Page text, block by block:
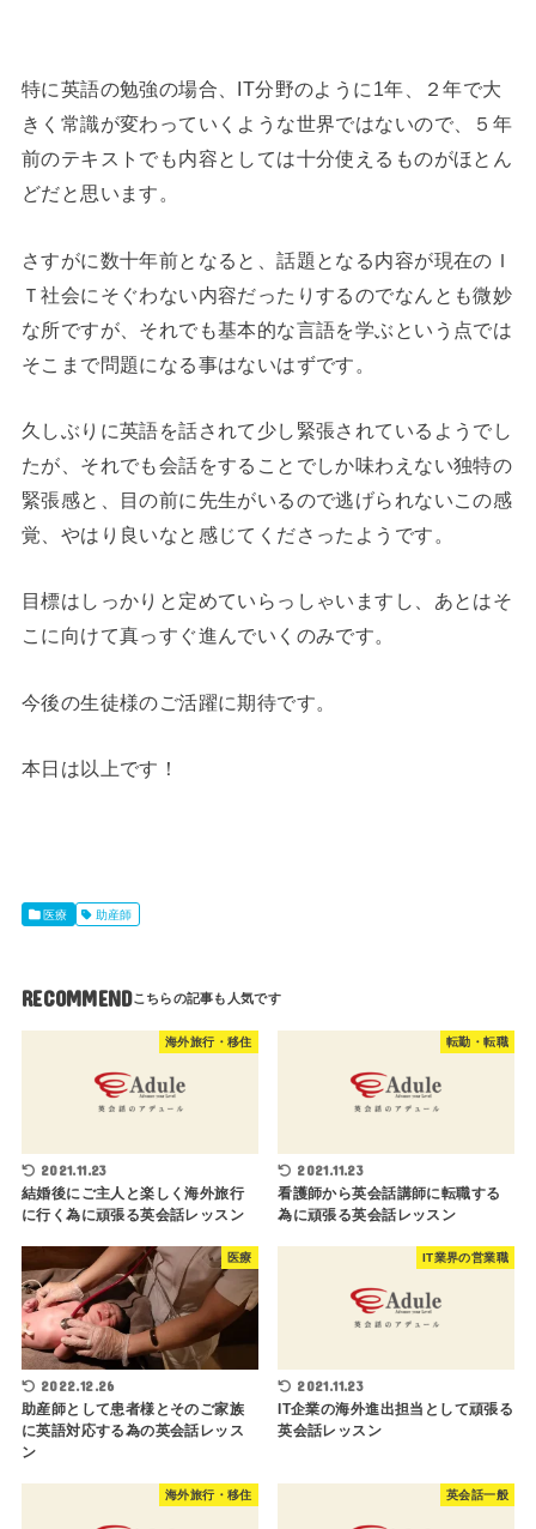
特に英語の勉強の場合、IT分野のように1年、２年で大
きく常識が変わっていくような世界ではないので、５年
前のテキストでも内容としては十分使えるものがほとん
どだと思います。
さすがに数十年前となると、話題となる内容が現在のＩ
Ｔ社会にそぐわない内容だったりするのでなんとも微妙
な所ですが、それでも基本的な言語を学ぶという点では
そこまで問題になる事はないはずです。
久しぶりに英語を話されて少し緊張されているようでし
たが、それでも会話をすることでしか味わえない独特の
緊張感と、目の前に先生がいるので逃げられないこの感
覚、やはり良いなと感じてくださったようです。
目標はしっかりと定めていらっしゃいますし、あとはそ
こに向けて真っすぐ進んでいくのみです。
今後の生徒様のご活躍に期待です。
本日は以上です！
医療 助産師
RECOMMEND
海外旅行・移住
2021.11.23
結婚後にご主人と楽しく海外旅行
に行く為に頑張る英会話レッスン
転勤・転職
2021.11.23
看護師から英会話講師に転職する
為に頑張る英会話レッスン
医療
2022.12.26
助産師として患者様とそのご家族
に英語対応する為の英会話レッス
ン
IT業界の営業職
2021.11.23
IT企業の海外進出担当として頑張る
英会話レッスン
海外旅行・移住 英会話一般